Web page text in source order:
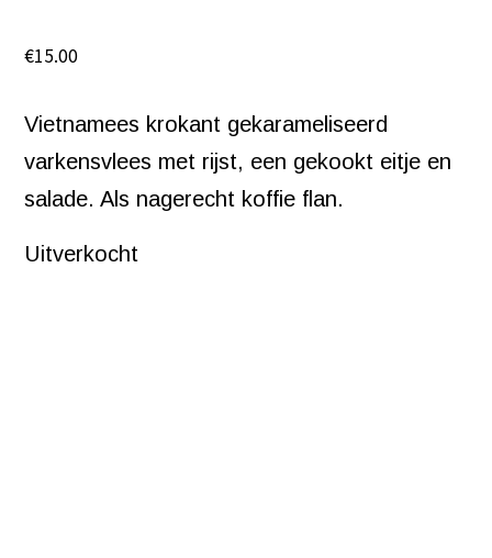
€15.00
Vietnamees krokant gekarameliseerd
varkensvlees met rijst, een gekookt eitje en
salade. Als nagerecht koffie flan.
Uitverkocht